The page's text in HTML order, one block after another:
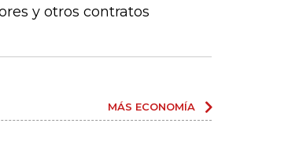
y otros contratos
MÁS ECONOMÍA